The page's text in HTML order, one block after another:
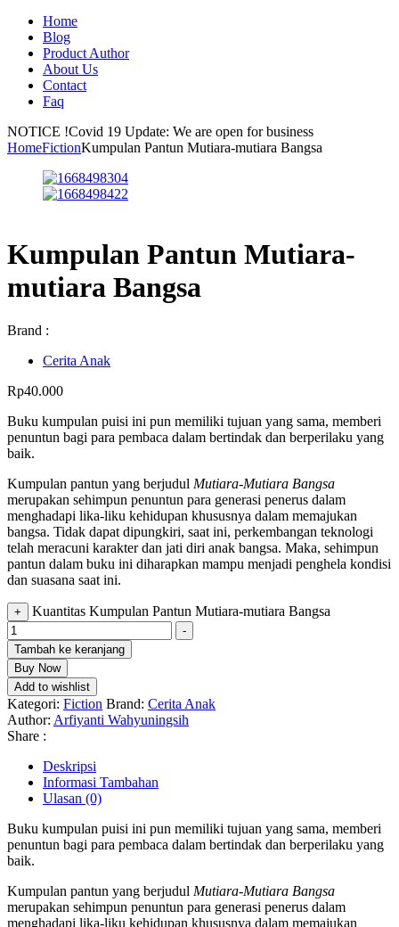
Home
Blog
Product Author
About Us
Contact
Faq
NOTICE !Covid 19 Update: We are open for business
HomeFictionKumpulan Pantun Mutiara-mutiara Bangsa
Kumpulan Pantun Mutiara-
mutiara Bangsa
Brand :
Cerita Anak
Rp40.000
Buku kumpulan puisi ini pun memiliki tujuan yang sama, memberi
penuntun bagi para pembaca dalam bertindak dan berperilaku yang
baik.
Kumpulan pantun yang berjudul Mutiara-Mutiara Bangsa
merupakan sehimpun penuntun para generasi penerus dalam
menghadapi lika-liku kehidupan khususnya dalam memajukan
bangsa. Tidak dapat dipungkiri, saat ini, perkembangan teknologi
telah meracuni karakter dan jati diri anak bangsa. Maka, sehimpun
pantun dalam buku ini diharapkan mampu menjadi penghela kondisi
dan suasana saat ini.
+ Kuantitas Kumpulan Pantun Mutiara-mutiara Bangsa
-
Tambah ke keranjang
Buy Now
Add to wishlist
Kategori: Fiction Brand: Cerita Anak
Author: Arfiyanti Wahyuningsih
Share :
Deskripsi
Informasi Tambahan
Ulasan (0)
Buku kumpulan puisi ini pun memiliki tujuan yang sama, memberi
penuntun bagi para pembaca dalam bertindak dan berperilaku yang
baik.
Kumpulan pantun yang berjudul Mutiara-Mutiara Bangsa
merupakan sehimpun penuntun para generasi penerus dalam
menghadapi lika-liku kehidupan khususnya dalam memajukan